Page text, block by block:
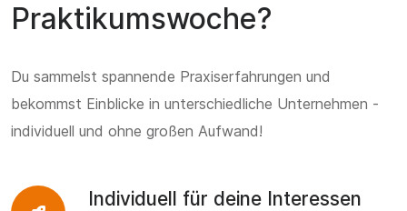
Praktikumswoche?
Du sammelst spannende Praxiserfahrungen und
bekommst Einblicke in unterschiedliche Unternehmen -
individuell und ohne großen Aufwand!
Individuell für deine Interessen